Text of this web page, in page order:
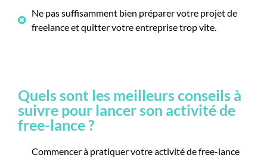
Ne pas suffisamment bien préparer votre projet de
freelance et quitter votre entreprise trop vite.
Quels sont les meilleurs conseils à
suivre pour lancer son activité de
free-lance ?
Commencer à pratiquer votre activité de free-lance